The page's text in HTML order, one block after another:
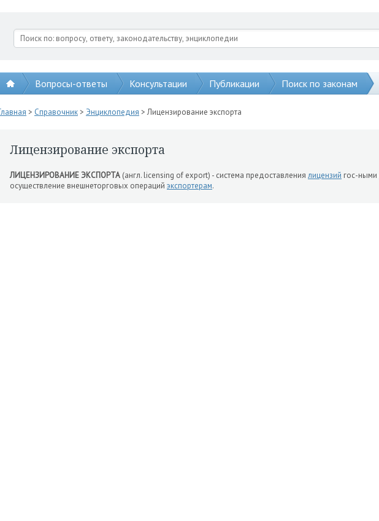
Вопросы-ответы Консультации Публикации Поиск по законам
> Справочник> Энциклопедия > Лицензирование экспорта
Лицензирование экспорта
ЛИЦЕНЗИРОВАНИЕ ЭКСПОРТА (англ. licensing of export) - система предоставления лицензий гос-ными
осуществление внешнеторговых операций экспортерам.